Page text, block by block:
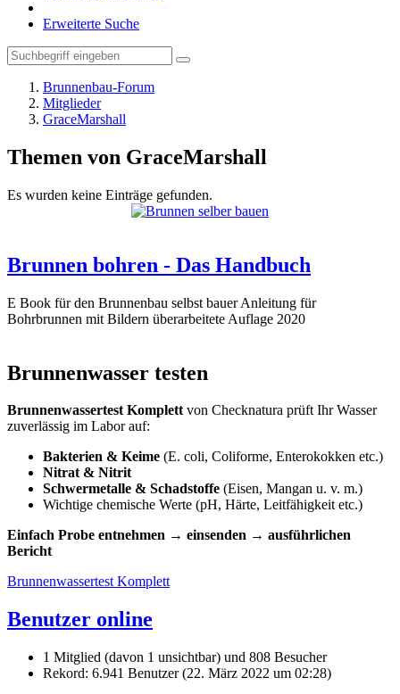
Erweiterte Suche
Brunnenbau-Forum
Mitglieder
GraceMarshall
Themen von GraceMarshall
Es wurden keine Einträge gefunden.
Brunnen bohren - Das Handbuch
E Book für den Brunnenbau selbst bauer Anleitung für
Bohrbrunnen mit Bildern überarbeitete Auflage 2020
Brunnenwasser testen
Brunnenwassertest Komplettvon Checknatura prüft Ihr Wasser
zuverlässig im Labor auf:
Bakterien & Keime (E. coli, Coliforme, Enterokokken etc.)
Nitrat & Nitrit
Schwermetalle & Schadstoffe (Eisen, Mangan u. v. m.)
Wichtige chemische Werte (pH, Härte, Leitfähigkeit etc.)
Einfach Probe entnehmen → einsenden → ausführlichen
Bericht
Brunnenwassertest Komplett
Benutzer online
1 Mitglied (davon 1 unsichtbar) und 808 Besucher
Rekord: 6.941 Benutzer (22. März 2022 um 02:28)